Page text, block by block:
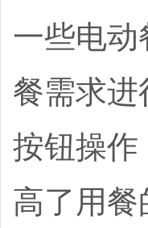
一些电
餐需求
按钮操作
高了用